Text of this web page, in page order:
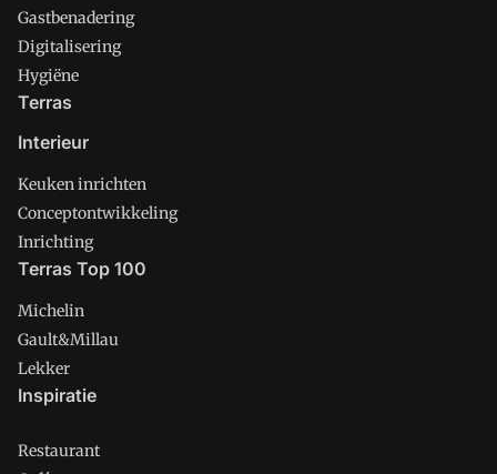
Gastbenadering
Digitalisering
Hygiëne
Terras
Interieur
Keuken inrichten
Conceptontwikkeling
Inrichting
Terras Top 100
Michelin
Gault&Millau
Lekker
Inspiratie
Restaurant